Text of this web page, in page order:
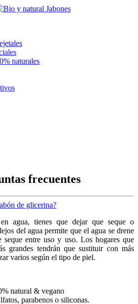
naturales
frecuentes
de glicerina?
agua, tienes que dejar que seque o
del agua permite que el agua se drene
entre uso y uso. Los hogares que
grandes tendrán que sustituir con más
varios según el tipo de piel.
natural & vegano
parabenos o siliconas.